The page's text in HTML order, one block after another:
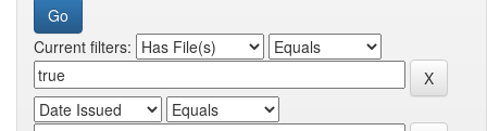
Current filters: